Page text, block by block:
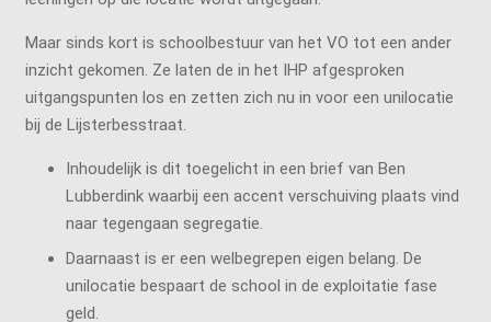
Maar sinds kort is schoolbestuur van het VO tot een ander
inzicht gekomen. Ze laten de in het IHP afgesproken
uitgangspunten los en zetten zich nu in voor een unilocatie
bij de Lijsterbesstraat.
Inhoudelijk is dit toegelicht in een brief van Ben
Lubberdink waarbij een accent verschuiving plaats vind
naar tegengaan segregatie.
Daarnaast is er een welbegrepen eigen belang. De
unilocatie bespaart de school in de exploitatie fase
geld.